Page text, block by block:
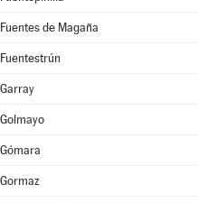
Fuentes de Magaña
Fuentestrún
Garray
Golmayo
Gómara
Gormaz